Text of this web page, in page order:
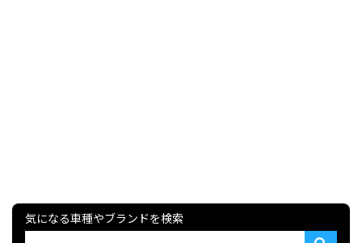
気になる車種やブランドを検索